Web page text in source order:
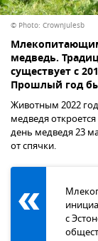
© Photo: Crownjulesb
медведь.
существует с
Прошлый год
Животным 2022
медведя
день медведя 23
от спячки.
с